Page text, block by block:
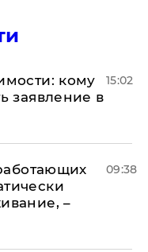
кому
заявление в
15:02
–
09:38